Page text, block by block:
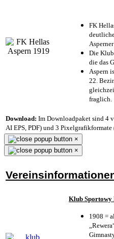
FK
Die
die das
Aspern
22.
fraglich.
Download: Im Downloadpaket sind 4
AI EPS, PDF) und 3 Pixelgrafikformate
×
×
Klub Sportowy
1908 =